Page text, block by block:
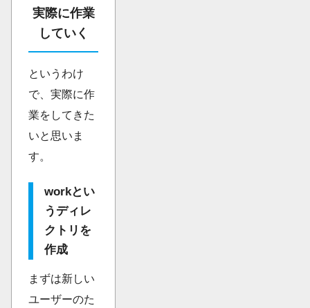
実際に作業
していく
というわけ
で、実際に作
業をしてきた
いと思いま
す。
workとい
うディレ
クトリを
作成
まずは新しい
ユーザーのた